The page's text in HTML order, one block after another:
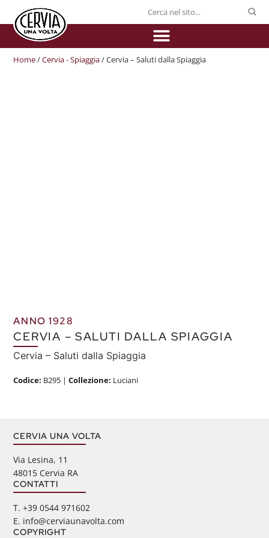
Home/Cervia - Spiaggia/ Cervia – Saluti dalla Spiaggia
ANNO 1928
CERVIA – SALUTI DALLA SPIAGGIA
Cervia – Saluti dalla Spiaggia
Codice: B295 |Collezione: Luciani
CERVIA UNA VOLTA
Via Lesina, 11
48015 Cervia RA
CONTATTI
‭T. +39 0544 971602
E. info@cerviaunavolta.com
COPYRIGHT